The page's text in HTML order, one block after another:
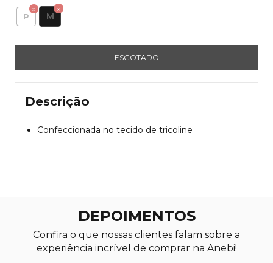
P M
Descrição
Confeccionada no tecido de tricoline
DEPOIMENTOS
Confira o que nossas clientes falam sobre a
experiência incrível de comprar na Anebi!